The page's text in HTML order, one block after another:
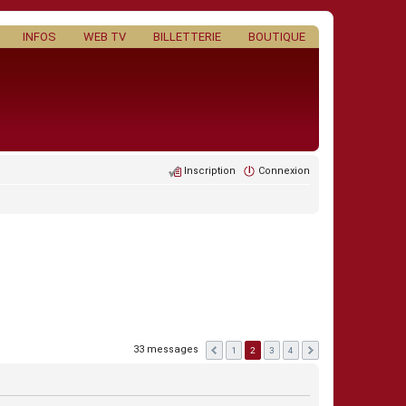
BOUTIQUE
BILLETTERIE
WEB TV
INFOS
Connexion
Inscription
33 messages 1 2 3 4